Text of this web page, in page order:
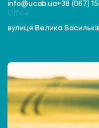
info@ucab.ua+38 (067)
Office
вулиця Велика